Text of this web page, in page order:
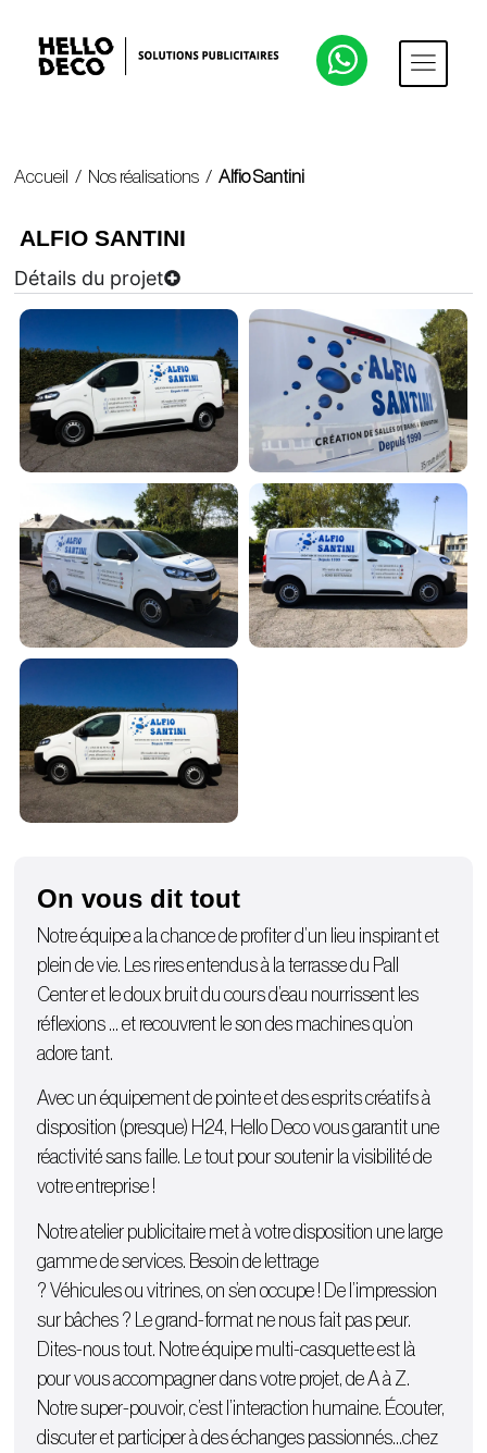
Accueil / Nos réalisations /Alfio Santini
ALFIO SANTINI
Détails du projet
On vous dit tout
Notre équipe a la chance de profiter d’un lieu inspirant et
plein de vie. Les rires entendus à la terrasse du Pall
Center et le doux bruit du cours d’eau nourrissent les
réflexions … et recouvrent le son des machines qu’on
adore tant.
Avec un équipement de pointe et des esprits créatifs à
disposition (presque) H24, Hello Deco vous garantit une
réactivité sans faille. Le tout pour soutenir la visibilité de
votre entreprise !
Notre atelier publicitaire met à votre disposition une large
gamme de services. Besoin de lettrage
?Véhiculesouvitrines , on s’en occupe ! De l’impression
sur bâches ? Le grand-format ne nous fait pas peur.
Dites-nous tout. Notre équipe multi-casquette est là
pour vous accompagner dans votre projet, de A à Z.
Notre super-pouvoir, c’est l’interaction humaine. Écouter,
discuter et participer à des échanges passionnés…chez